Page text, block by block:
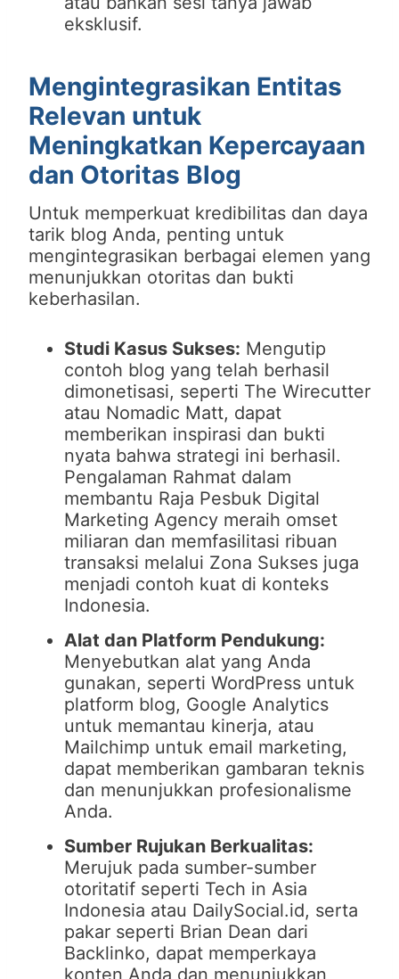
eksklusif.
Mengintegrasikan Entitas
Relevan untuk
Meningkatkan Kepercayaan
dan Otoritas Blog
Untuk memperkuat kredibilitas dan daya
tarik blog Anda, penting untuk
mengintegrasikan berbagai elemen yang
menunjukkan otoritas dan bukti
keberhasilan.
Studi Kasus Sukses: Mengutip
contoh blog yang telah berhasil
dimonetisasi, seperti The Wirecutter
atau Nomadic Matt, dapat
memberikan inspirasi dan bukti
nyata bahwa strategi ini berhasil.
Pengalaman Rahmat dalam
membantu Raja Pesbuk Digital
Marketing Agency meraih omset
miliaran dan memfasilitasi ribuan
transaksi melalui Zona Sukses juga
menjadi contoh kuat di konteks
Indonesia.
Alat dan Platform Pendukung:
Menyebutkan alat yang Anda
gunakan, seperti WordPress untuk
platform blog, Google Analytics
untuk memantau kinerja, atau
Mailchimp untuk email marketing,
dapat memberikan gambaran teknis
dan menunjukkan profesionalisme
Anda.
Sumber Rujukan Berkualitas:
Merujuk pada sumber-sumber
otoritatif seperti Tech in Asia
Indonesia atau DailySocial.id, serta
pakar seperti Brian Dean dari
Backlinko, dapat memperkaya
konten Anda dan menunjukkan